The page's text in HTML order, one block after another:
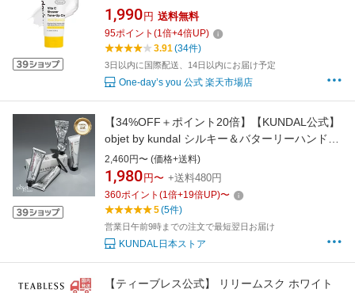
ボディクリーム 潤い 水分 おうちエステ ビタミ
ン ブライトニング 韓国コスメ ボディケア ラン
キング 毎日 効果 おすすめ | ワンデイズユー わ
1,990 円 送料無料
95ポイント (1倍+4倍UP)
3.91(34件)
3日以内に国際配送、14日以内にお届け予定
One-day’s you 公式 楽天市場店
【34%OFF＋ポイント20倍】【KUNDAL公式】
objet by kundal シルキー＆バターリーハンドク
リーム 50ml クンダル OBJET BY KUNDAL
SILKY & BUTTERY HAND CREAM
2,460円〜 (価格+送料)
1,980 円〜 +送料480円
360ポイント (1倍+19倍UP)〜
5(5件)
営業日午前9時までの注文で最短翌日お届け
KUNDAL日本ストア
【ティーブレス公式】 リリームスク ホワイト